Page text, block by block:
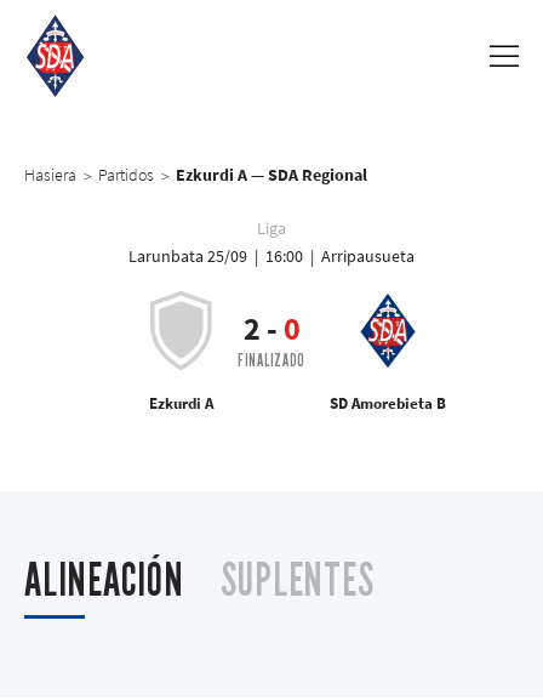
Hasiera > Partidos > Ezkurdi A — SDA Regional
Liga
Larunbata 25/09 | 16:00 | Arripausueta
SD Amorebieta B
0
-
2
FINALIZADO
Ezkurdi A
ALINEACIÓN SUPLENTES